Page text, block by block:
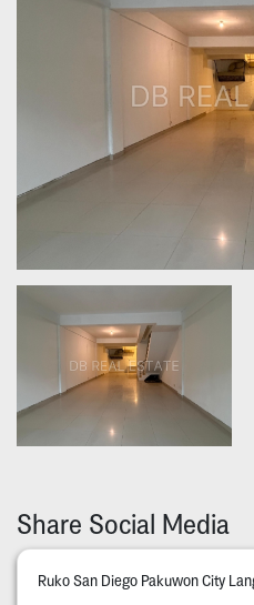
Share Social Media
Ruko San Diego Pakuwon City